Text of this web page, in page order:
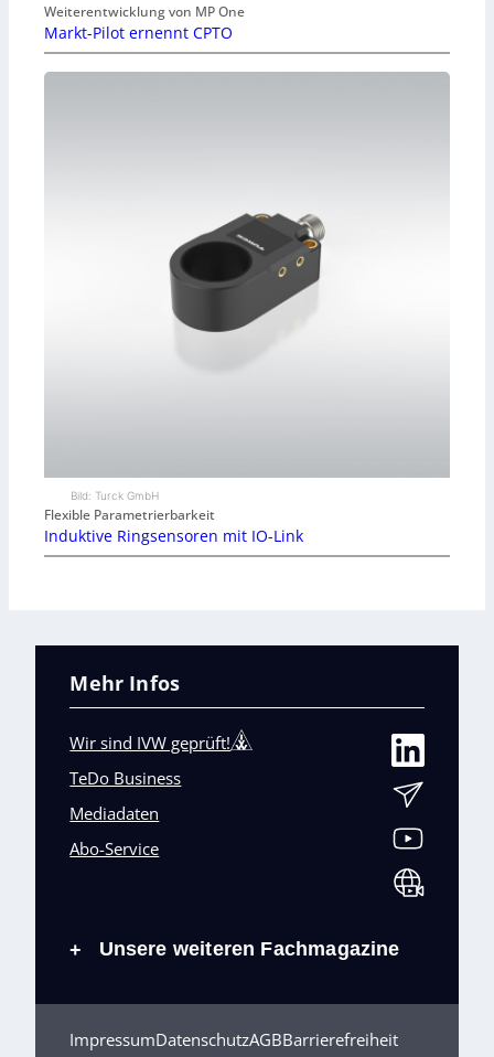
Weiterentwicklung von MP One
Markt-Pilot ernennt CPTO
Bild: Turck GmbH
Flexible Parametrierbarkeit
Induktive Ringsensoren mit IO-Link
Mehr Infos
Wir sind IVW geprüft!
TeDo Business
Mediadaten
Abo-Service
+ Unsere weiteren Fachmagazine
ImpressumDatenschutzAGBBarrierefreiheit